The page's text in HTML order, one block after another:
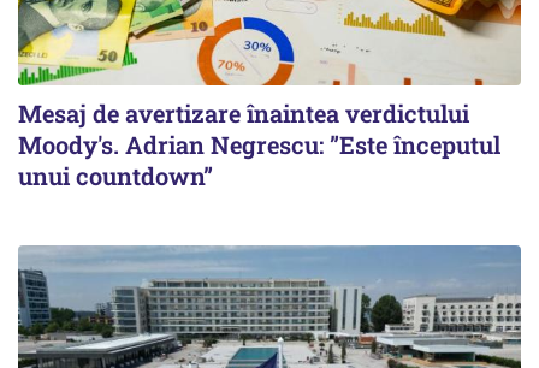
Mesaj de avertizare înaintea verdictului
Moody's. Adrian Negrescu: ”Este începutul
unui countdown”